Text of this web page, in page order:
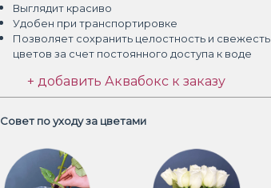
Выглядит красиво
Удобен при транспортировке
Позволяет сохранить целостность и свежесть
цветов за счет постоянного доступа к воде
+ добавить Аквабокс к заказу
Совет по уходу за цветами